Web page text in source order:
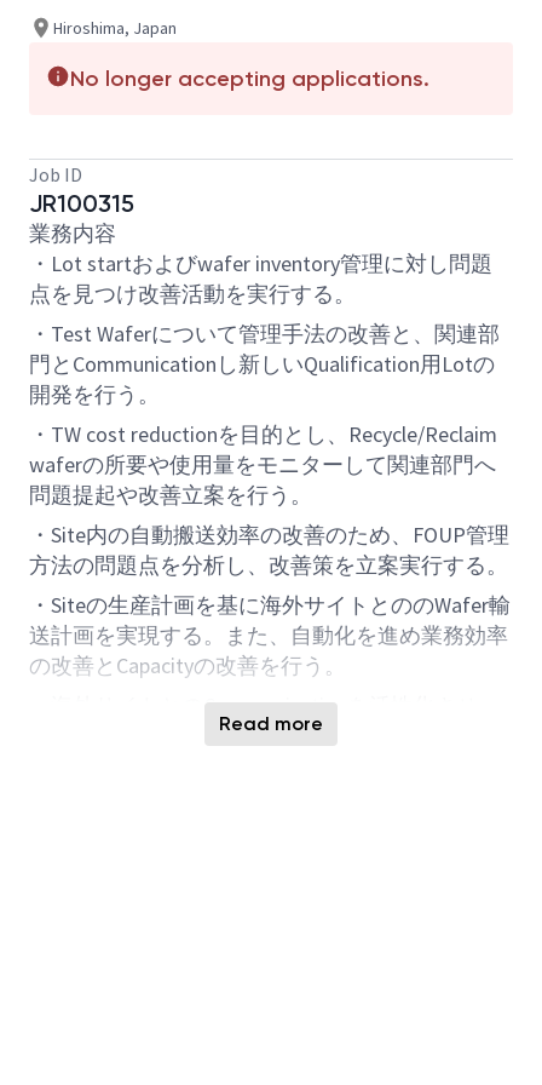
Hiroshima, Japan
No longer accepting applications.
Job ID
JR100315
業務内容
・Lot startおよびwafer inventory管理に対し問題
点を見つけ改善活動を実行する。
・Test Waferについて管理手法の改善と、関連部
門とCommunicationし新しいQualification用Lotの
開発を行う。
・TW cost reductionを目的とし、Recycle/Reclaim
waferの所要や使用量をモニターして関連部門へ
問題提起や改善立案を行う。
・Site内の自動搬送効率の改善のため、FOUP管理
方法の問題点を分析し、改善策を立案実行する。
・Siteの生産計画を基に海外サイトとののWafer輸
送計画を実現する。また、自動化を進め業務効率
の改善とCapacityの改善を行う。
・海外サイトとのCommunicationを活性化させ、
Best Know Methodを作り上げ自サイトあるいは他
Read more